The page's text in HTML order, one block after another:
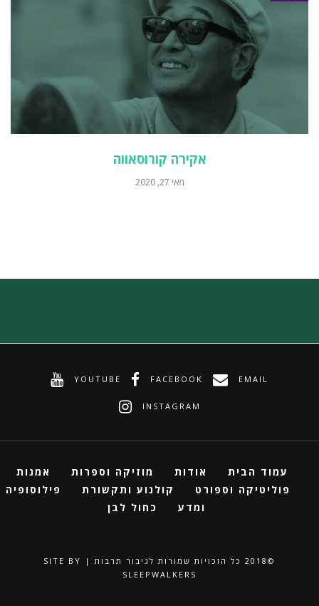
אקירה קורוסאווה
מאי 27, 2020
EMAIL
FACEBOOK
YOUTUBE
INSTAGRAM
עמוד הבית אודות מוזיקה וספרות
אמנות
פוליטיקה וספורט
קולנוע ותקשורת
פילוסופיה
ומדע
כחול לבן
©2018 ‏כל הזכויות שמורות לגיבור תרבות | SITE BY
SLEEPWALKERS